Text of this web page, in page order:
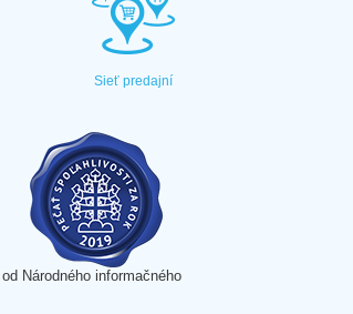
Sieť predajní
od Národného informačného